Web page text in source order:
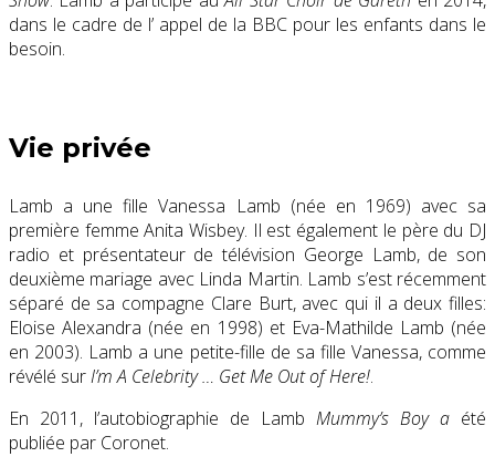
dans le cadre de l’ appel de la BBC pour les enfants dans le
besoin.
Vie privée
Lamb a une fille Vanessa Lamb (née en 1969) avec sa
première femme Anita Wisbey. Il est également le père du DJ
radio et présentateur de télévision George Lamb, de son
deuxième mariage avec Linda Martin. Lamb s’est récemment
séparé de sa compagne Clare Burt, avec qui il a deux filles:
Eloise Alexandra (née en 1998) et Eva-Mathilde Lamb (née
en 2003). Lamb a une petite-fille de sa fille Vanessa, comme
révélé surI’m A Celebrity … Get Me Out of Here!.
En 2011, l’autobiographie de Lamb Mummy’s Boy a été
publiée par Coronet.